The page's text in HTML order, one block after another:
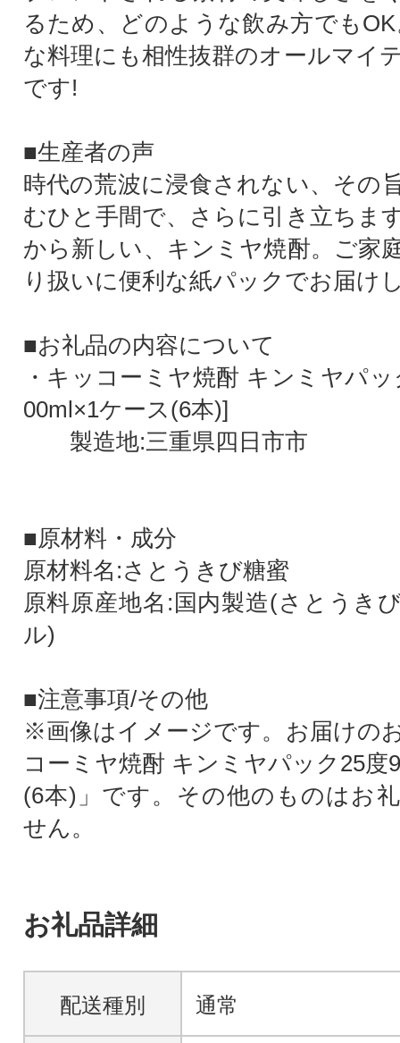
るため、どのような飲み方でも
な料理にも相性抜群のオールマイ
です!
■生産者の声
時代の荒波に浸食されない、その
むひと手間で、さらに引き立ちま
から新しい、キンミヤ焼酎。ご家
り扱いに便利な紙パックでお届け
■お礼品の内容について
・キッコーミヤ焼酎 キンミヤパ
00ml×1ケース(6本)]
製造地:三重県四日市市
■原材料・成分
原材料名:さとうきび糖蜜
原料原産地名:国内製造(さとうき
ル)
■注意事項/その他
※画像はイメージです。お届けの
コーミヤ焼酎 キンミヤパック25度
(6本)」です。その他のものはお
せん。
お礼品詳細
配送種別 通常